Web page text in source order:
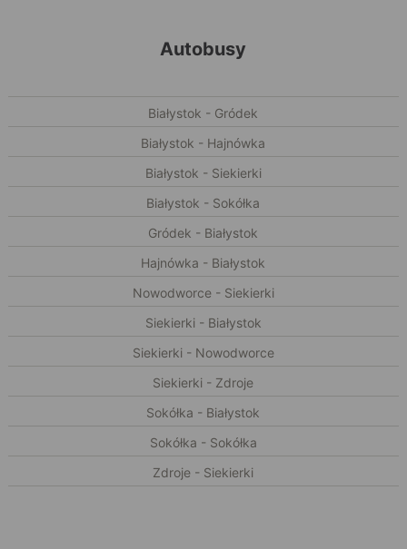
Autobusy
Białystok - Gródek
Białystok - Hajnówka
Białystok - Siekierki
Białystok - Sokółka
Gródek - Białystok
Hajnówka - Białystok
Nowodworce - Siekierki
Siekierki - Białystok
Siekierki - Nowodworce
Siekierki - Zdroje
Sokółka - Białystok
Sokółka - Sokółka
Zdroje - Siekierki